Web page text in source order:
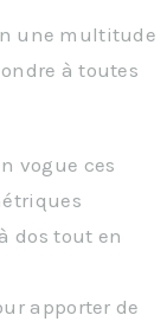
une multitude
à toutes
vogue ces
dos tout en
apporter de